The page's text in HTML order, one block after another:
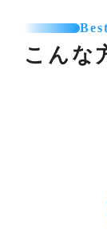
こんな